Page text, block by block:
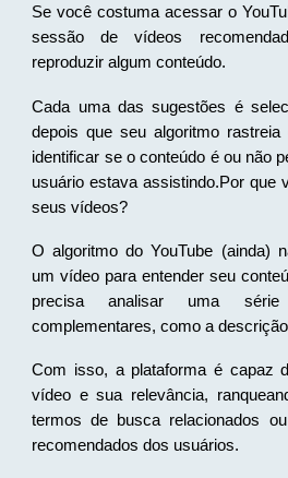
Se você costuma acessar o
sessão de vídeos
reproduzir algum conteúdo.
Cada uma das sugestões é
depois que seu algoritmo
identificar se o conteúdo é ou não
usuário estava assistindo.Por que
seus vídeos?
O algoritmo do YouTube (ainda)
um vídeo para entender seu
precisa analisar uma
complementares, como a
Com isso, a plataforma é capaz
vídeo e sua relevância,
termos de busca relacionados
recomendados dos usuários.